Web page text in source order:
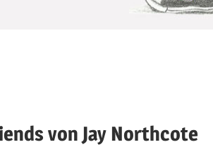
von Jay Northcote